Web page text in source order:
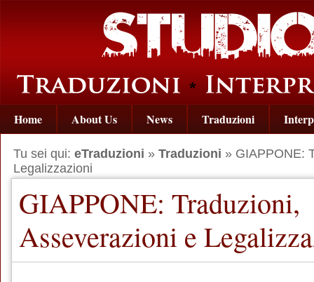
Home About Us News Traduzioni
Tu sei qui: eTraduzioni » Traduzioni » GIAPPONE:
Legalizzazioni
GIAPPONE: Traduzioni,
Asseverazioni e